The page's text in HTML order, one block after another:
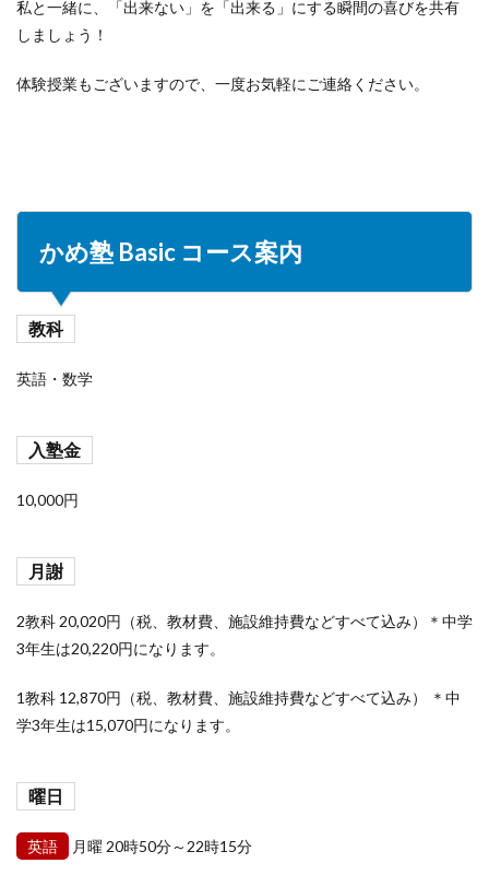
私と一緒に、「出来ない」を「出来る」にする瞬間の喜びを共有
しましょう！
体験授業もございますので、一度お気軽にご連絡ください。
かめ塾 Basic コース案内
教科
英語・数学
入塾金
10,000円
月謝
2教科 20,020円（税、教材費、施設維持費などすべて込み）＊中学
3年生は20,220円になります。
1教科 12,870円（税、教材費、施設維持費などすべて込み） ＊中
学3年生は15,070円になります。
曜日
英語 月曜 20時50分～22時15分